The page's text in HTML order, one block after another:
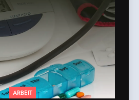
ARBEIT